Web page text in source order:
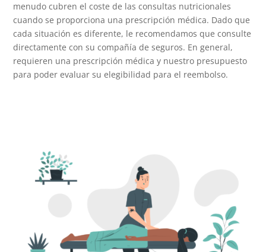
menudo cubren el coste de las consultas nutricionales
cuando se proporciona una prescripción médica. Dado que
cada situación es diferente, le recomendamos que consulte
directamente con su compañía de seguros. En general,
requieren una prescripción médica y nuestro presupuesto
para poder evaluar su elegibilidad para el reembolso.